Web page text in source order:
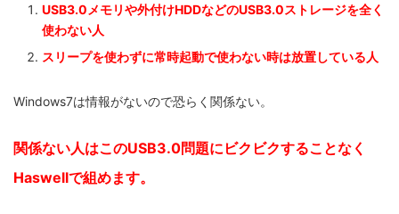
USB3.0メモリや外付けHDDなどのUSB3.0ストレージを全く
使わない人
スリープを使わずに常時起動で使わない時は放置している人
Windows7は情報がないので恐らく関係ない。
関係ない人はこのUSB3.0問題にビクビクすることなく
Haswellで組めます。